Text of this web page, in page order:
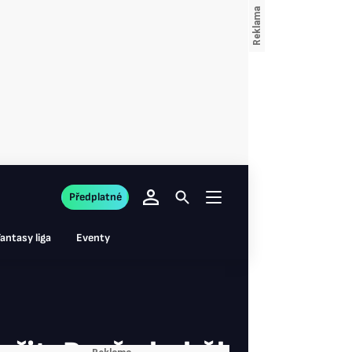
liga Eventy
Předplatné